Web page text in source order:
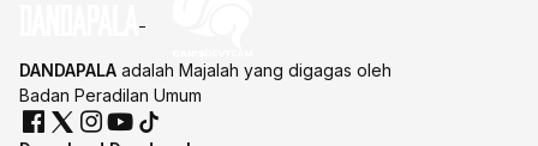
DANDAPALA adalah Majalah yang digagas oleh
Badan Peradilan Umum